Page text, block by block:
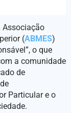
Associação
(ABMES)
o que
a comunidade
de
Particular e o